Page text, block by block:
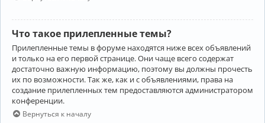
Что такое прилепленные темы?
Прилепленные темы в форуме находятся ниже всех объявлений
и только на его первой странице. Они чаще всего содержат
достаточно важную информацию, поэтому вы должны прочесть
их по возможности. Так же, как и с объявлениями, права на
создание прилепленных тем предоставляются администратором
конференции.
Вернуться к началу